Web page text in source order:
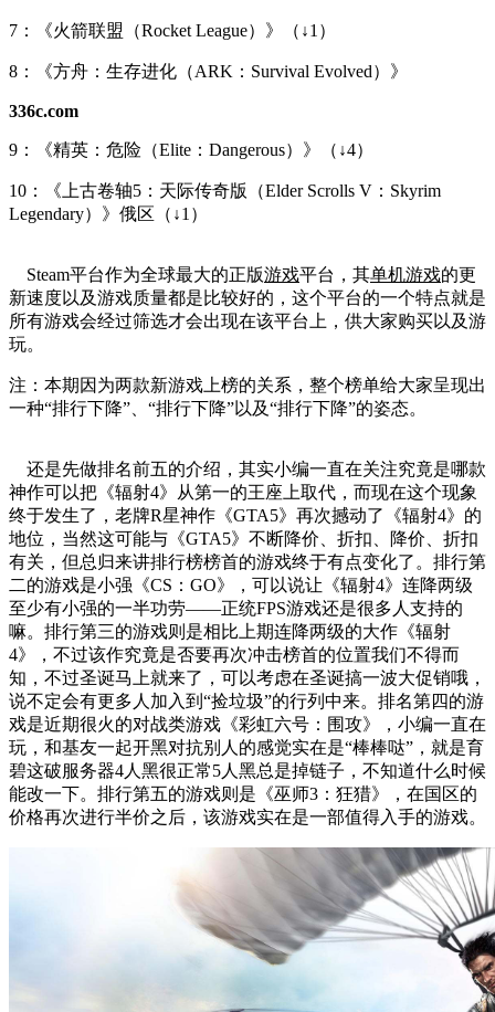
7：《火箭联盟（Rocket League）》（↓1）
8：《方舟：生存进化（ARK：Survival Evolved）》
336c.com
9：《精英：危险（Elite：Dangerous）》（↓4）
10：《上古卷轴5：天际传奇版（Elder Scrolls V：Skyrim
Legendary）》俄区（↓1）
Steam平台作为全球最大的正版游戏平台，其单机游戏的更
新速度以及游戏质量都是比较好的，这个平台的一个特点就是
所有游戏会经过筛选才会出现在该平台上，供大家购买以及游
玩。
注：本期因为两款新游戏上榜的关系，整个榜单给大家呈现出
一种“排行下降”、“排行下降”以及“排行下降”的姿态。
还是先做排名前五的介绍，其实小编一直在关注究竟是哪款
神作可以把《辐射4》从第一的王座上取代，而现在这个现象
终于发生了，老牌R星神作《GTA5》再次撼动了《辐射4》的
地位，当然这可能与《GTA5》不断降价、折扣、降价、折扣
有关，但总归来讲排行榜榜首的游戏终于有点变化了。排行第
二的游戏是小强《CS：GO》，可以说让《辐射4》连降两级
至少有小强的一半功劳——正统FPS游戏还是很多人支持的
嘛。排行第三的游戏则是相比上期连降两级的大作《辐射
4》，不过该作究竟是否要再次冲击榜首的位置我们不得而
知，不过圣诞马上就来了，可以考虑在圣诞搞一波大促销哦，
说不定会有更多人加入到“捡垃圾”的行列中来。排名第四的游
戏是近期很火的对战类游戏《彩虹六号：围攻》，小编一直在
玩，和基友一起开黑对抗别人的感觉实在是“棒棒哒”，就是育
碧这破服务器4人黑很正常5人黑总是掉链子，不知道什么时候
能改一下。排行第五的游戏则是《巫师3：狂猎》，在国区的
价格再次进行半价之后，该游戏实在是一部值得入手的游戏。